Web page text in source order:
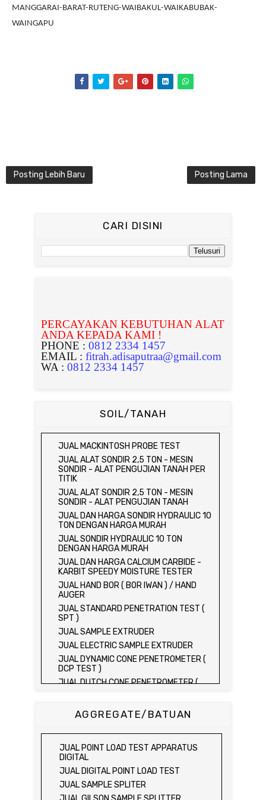
MANGGARAI-BARAT-RUTENG-WAIBAKUL-WAIKABUBAK-
WAINGAPU
Posting Lebih Baru Posting Lama
CARI DISINI
PERCAYAKAN KEBUTUHAN ALAT
ANDA KEPADA KAMI !
PHONE : 0812 2334 1457
EMAIL : fitrah.adisaputraa@gmail.com
WA : 0812 2334 1457
SOIL/TANAH
JUAL MACKINTOSH PROBE TEST
JUAL ALAT SONDIR 2,5 TON - MESIN
SONDIR - ALAT PENGUJIAN TANAH PER
TITIK
JUAL ALAT SONDIR 2,5 TON - MESIN
SONDIR - ALAT PENGUJIAN TANAH
JUAL DAN HARGA SONDIR HYDRAULIC 10
TON DENGAN HARGA MURAH
JUAL SONDIR HYDRAULIC 10 TON
DENGAN HARGA MURAH
JUAL DAN HARGA CALCIUM CARBIDE -
KARBIT SPEEDY MOISTURE TESTER
JUAL HAND BOR ( BOR IWAN ) / HAND
AUGER
JUAL STANDARD PENETRATION TEST (
SPT )
JUAL SAMPLE EXTRUDER
JUAL ELECTRIC SAMPLE EXTRUDER
JUAL DYNAMIC CONE PENETROMETER (
DCP TEST )
JUAL DUTCH CONE PENETROMETER (
SONDIR 5 TON )
JUAL FIELD CBR TEST SET
JUAL PROVING RING PENETROMETER
JUAL TVA PENETROMETER
JUAL LIQUID LIMIT TEST SET
JUAL LIQUID LIMIT DEVICE
AGGREGATE/BATUAN
JUAL POINT LOAD TEST APPARATUS
DIGITAL
JUAL DIGITAL POINT LOAD TEST
JUAL SAMPLE SPLITER